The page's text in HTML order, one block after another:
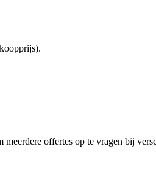
offertes op te vragen bij